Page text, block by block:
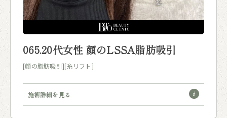
065.20代女性 顔のLSSA脂肪吸引
[顔の脂肪吸引][糸リフト]
施術詳細を見る